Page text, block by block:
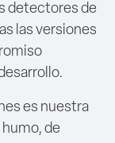
detectores de
las versiones
es nuestra
de